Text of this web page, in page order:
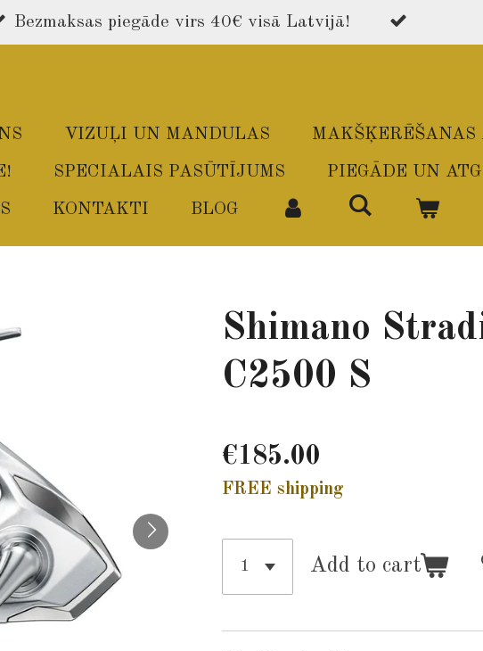
Bezmaksas piegāde virs 40€ visā Latvijā!
VIZUĻI UN MANDULAS MAKŠĶERĒŠANAS
SPECIALAIS PASŪTĪJUMS PIEGĀDE UN
KONTAKTI BLOG
Shimano
C2500 S
€185.00
FREE shipping
Add to cart